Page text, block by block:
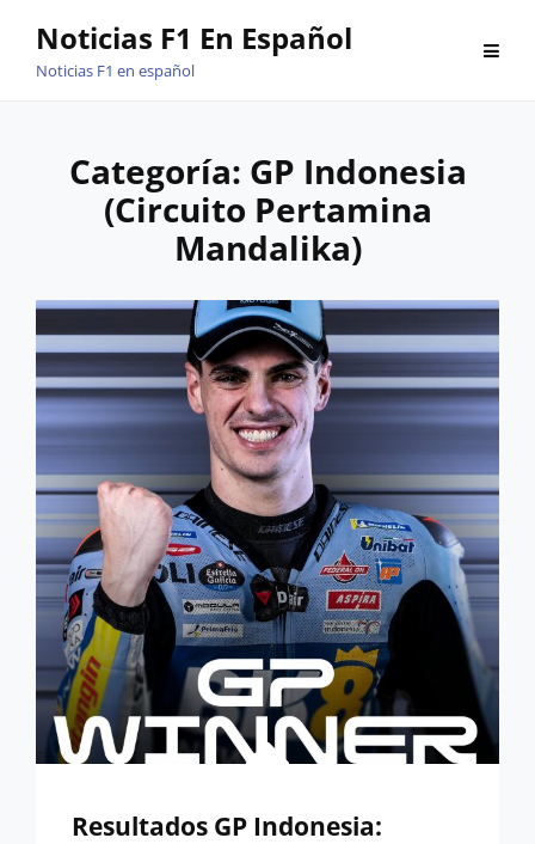
Noticias F1 En Español
Noticias F1 en español
Categoría: GP Indonesia
(Circuito Pertamina
Mandalika)
Resultados GP Indonesia: